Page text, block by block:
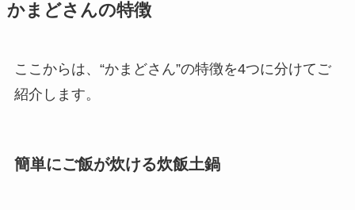
かまどさんの特徴
ここからは、“かまどさん”の特徴を4つに分けてご
紹介します。
簡単にご飯が炊ける炊飯土鍋